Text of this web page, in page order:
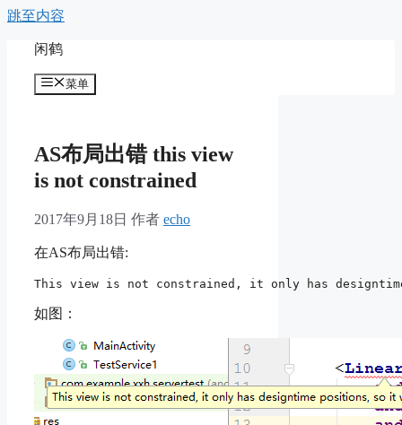
跳至内容
闲鹤
菜单
AS布局出错 this view
is not constrained
2017年9月18日 作者 echo
在AS布局出错:
This view is not constrained, it only has
如图：